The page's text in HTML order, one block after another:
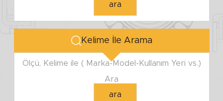
ara
Kelime İle Arama
Ölçü, Kelime ile ( Marka-Model-Kullanım Yeri vs.)
Ara
ara